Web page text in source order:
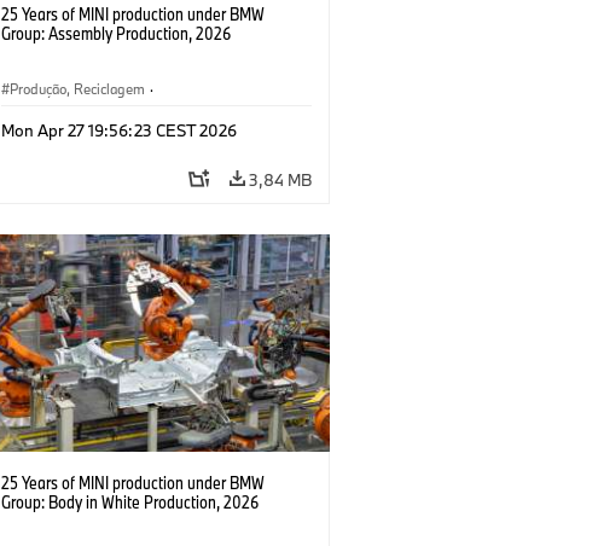
25 Years of MINI production under BMW
Group: Assembly Production, 2026
Produção, Reciclagem ·
Mon Apr 27 19:56:23 CEST 2026
3,84 MB
25 Years of MINI production under BMW
Group: Body in White Production, 2026